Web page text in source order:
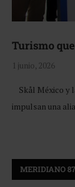
Turismo
1 junio, 2026
Skål México y
impulsan una
MERIDIANO 87